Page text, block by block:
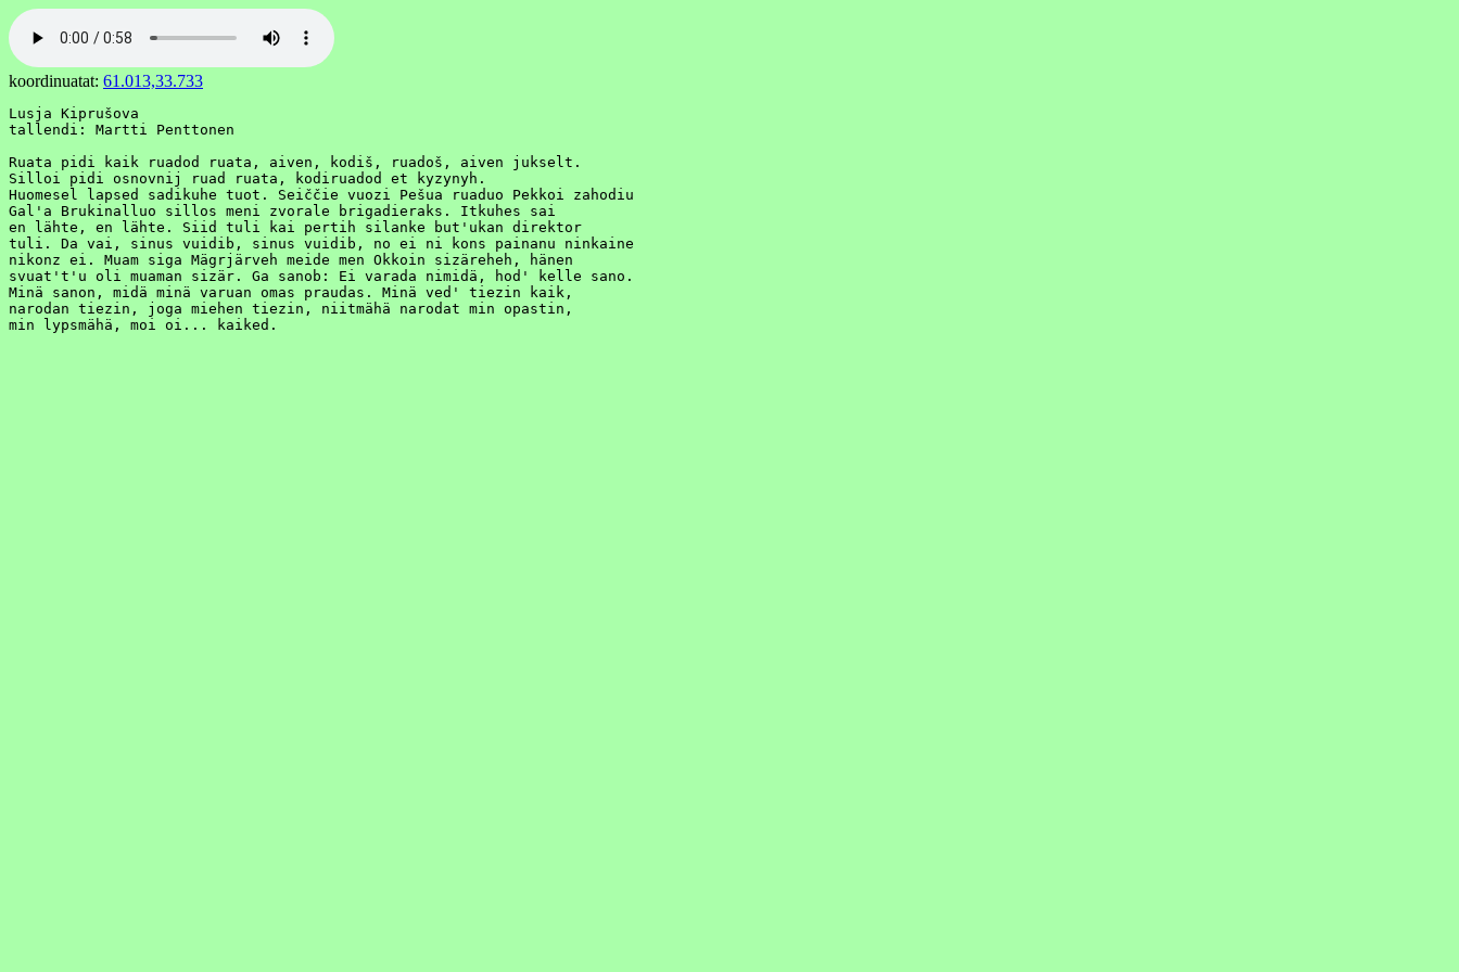
koordinuatat: 61.013,33.733
Lusja Kiprušova
tallendi: Martti Penttonen
Ruata pidi kaik ruadod ruata, aiven, kodiš, ruadoš, aiven jukselt.
Silloi pidi osnovnij ruad ruata, kodiruadod et kyzynyh.
Huomesel lapsed sadikuhe tuot. Seiččie vuozi Pešua ruaduo Pekkoi zahodiu
Gal'a Brukinalluo sillos meni zvorale brigadieraks. Itkuhes sai
en lähte, en lähte. Siid tuli kai pertih silanke but'ukan direktor
tuli. Da vai, sinus vuidib, sinus vuidib, no ei ni kons painanu ninkaine
nikonz ei. Muam siga Mägrjärveh meide men Okkoin sizäreheh, hänen
svuat't'u oli muaman sizär. Ga sanob: Ei varada nimidä, hod' kelle sano.
Minä sanon, midä minä varuan omas praudas. Minä ved' tiezin kaik,
narodan tiezin, joga miehen tiezin, niitmähä narodat min opastin,
min lypsmähä, moi oi... kaiked.